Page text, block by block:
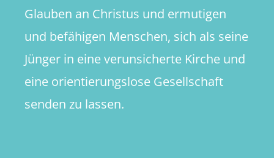
Glauben an Christus und ermutigen
und befähigen Menschen, sich als seine
Jünger in eine verunsicherte Kirche und
eine orientierungslose Gesellschaft
senden zu lassen.